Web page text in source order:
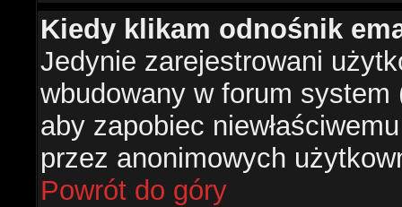
Kiedy klikam odnośnik
Jedynie zarejestrowani
wbudowany w forum system
aby zapobiec
przez anonimowych
Powrót do góry